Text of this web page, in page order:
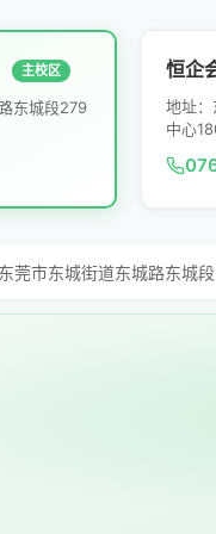
主校区
东城段279
恒企
地址
中心
东莞市东城街道东城路东城